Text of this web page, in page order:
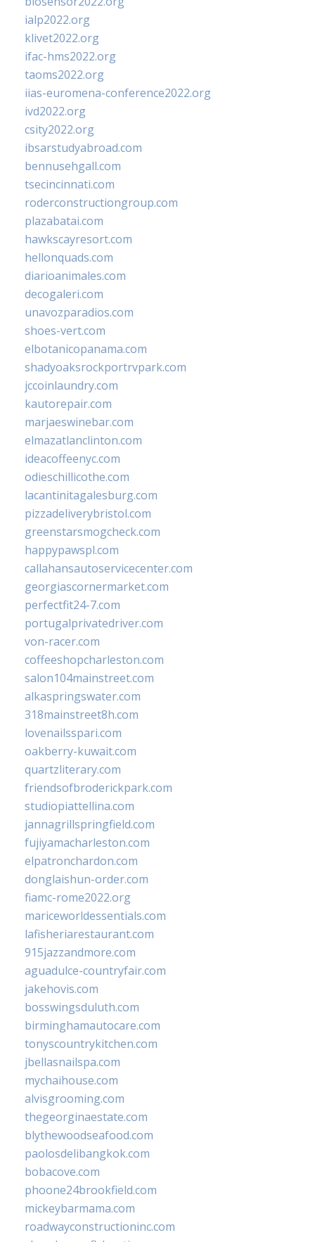
ialp2022.org
klivet2022.org
ifac-hms2022.org
taoms2022.org
iias-euromena-conference2022.org
ivd2022.org
csity2022.org
ibsarstudyabroad.com
bennusehgall.com
tsecincinnati.com
roderconstructiongroup.com
plazabatai.com
hawkscayresort.com
hellonquads.com
diarioanimales.com
decogaleri.com
unavozparadios.com
shoes-vert.com
elbotanicopanama.com
shadyoaksrockportrvpark.com
jccoinlaundry.com
kautorepair.com
marjaeswinebar.com
elmazatlanclinton.com
ideacoffeenyc.com
odieschillicothe.com
lacantinitagalesburg.com
pizzadeliverybristol.com
greenstarsmogcheck.com
happypawspl.com
callahansautoservicecenter.com
georgiascornermarket.com
perfectfit24-7.com
portugalprivatedriver.com
von-racer.com
coffeeshopcharleston.com
salon104mainstreet.com
alkaspringswater.com
318mainstreet8h.com
lovenailsspari.com
oakberry-kuwait.com
quartzliterary.com
friendsofbroderickpark.com
studiopiattellina.com
jannagrillspringfield.com
fujiyamacharleston.com
elpatronchardon.com
donglaishun-order.com
fiamc-rome2022.org
mariceworldessentials.com
lafisheriarestaurant.com
915jazzandmore.com
aguadulce-countryfair.com
jakehovis.com
bosswingsduluth.com
birminghamautocare.com
tonyscountrykitchen.com
jbellasnailspa.com
mychaihouse.com
alvisgrooming.com
thegeorginaestate.com
blythewoodseafood.com
paolosdelibangkok.com
bobacove.com
phoone24brookfield.com
mickeybarmama.com
roadwayconstructioninc.com